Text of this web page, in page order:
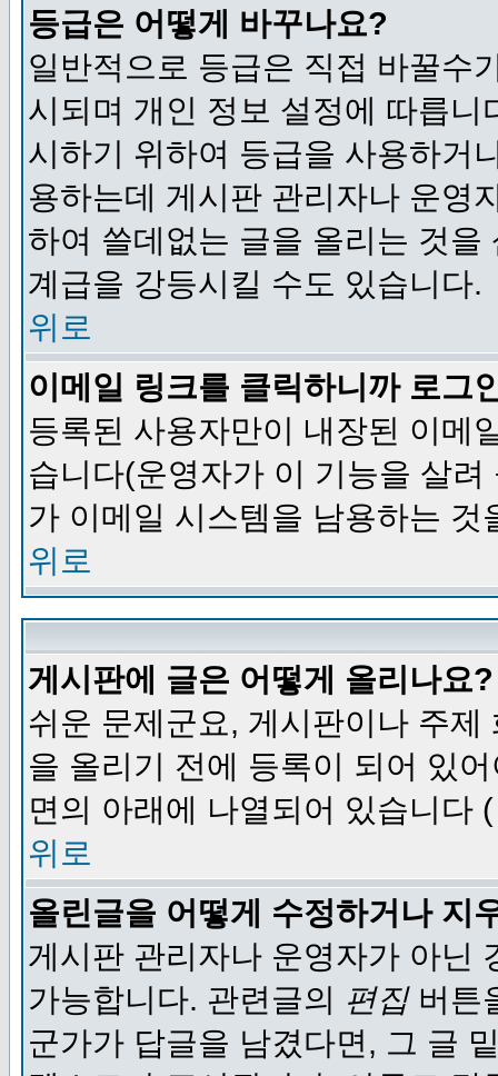
등급은 어떻게 바꾸나요?
일반적으로 등급은 직접 바꿀수
시되며 개인 정보 설정에 따릅
시하기 위하여 등급을 사용하거
용하는데 게시판 관리자나 운영
하여 쓸데없는 글을 올리는 것
계급을 강등시킬 수도 있습니다.
위로
이메일 링크를 클릭하니까 로그
등록된 사용자만이 내장된 이메
습니다(운영자가 이 기능을 살
가 이메일 시스템을 남용하는 것
위로
게시판에 글은 어떻게 올리나요?
쉬운 문제군요, 게시판이나 주
을 올리기 전에 등록이 되어 있
면의 아래에 나열되어 있습니다 (
위로
올린글을 어떻게 수정하거나 지
게시판 관리자나 운영자가 아닌
가능합니다. 관련글의 편집버튼
군가가 답글을 남겼다면, 그 글